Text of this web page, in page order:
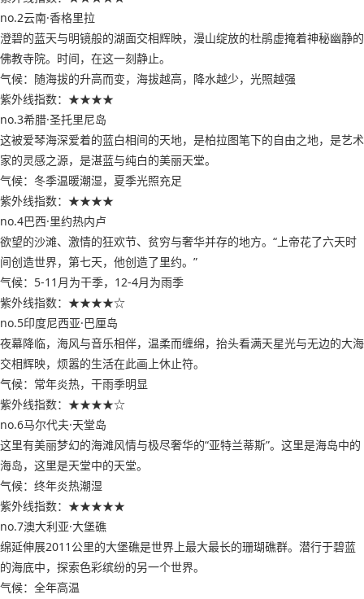
no.2云南·香格里拉
澄碧的蓝天与明镜般的湖面交相辉映，漫山绽放的杜鹃虚掩着神秘幽静的
佛教寺院。时间，在这一刻静止。
气候：随海拔的升高而变，海拔越高，降水越少，光照越强
紫外线指数：★★★★
no.3希腊·圣托里尼岛
这被爱琴海深爱着的蓝白相间的天地，是柏拉图笔下的自由之地，是艺术
家的灵感之源，是湛蓝与纯白的美丽天堂。
气候：冬季温暖潮湿，夏季光照充足
紫外线指数：★★★★
no.4巴西·里约热内卢
欲望的沙滩、激情的狂欢节、贫穷与奢华并存的地方。“上帝花了六天时
间创造世界，第七天，他创造了里约。”
气候：5-11月为干季，12-4月为雨季
紫外线指数：★★★★☆
no.5印度尼西亚·巴厘岛
夜幕降临，海风与音乐相伴，温柔而缠绵，抬头看满天星光与无边的大海
交相辉映，烦嚣的生活在此画上休止符。
气候：常年炎热，干雨季明显
紫外线指数：★★★★☆
no.6马尔代夫·天堂岛
这里有美丽梦幻的海滩风情与极尽奢华的“亚特兰蒂斯”。这里是海岛中的
海岛，这里是天堂中的天堂。
气候：终年炎热潮湿
紫外线指数：★★★★★
no.7澳大利亚·大堡礁
绵延伸展2011公里的大堡礁是世界上最大最长的珊瑚礁群。潜行于碧蓝
的海底中，探索色彩缤纷的另一个世界。
气候：全年高温